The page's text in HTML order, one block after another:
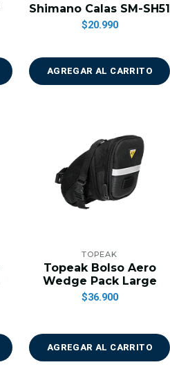
Shimano Calas SM-SH51
$20.990
AGREGAR AL CARRITO
TOPEAK
Topeak Bolso Aero
Wedge Pack Large
$36.900
AGREGAR AL CARRITO